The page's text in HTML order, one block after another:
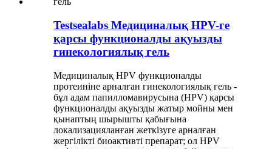
Testsealabs Медициналық HPV-ге
қарсы функционалды ақуызды
гинекологиялық гель
Медициналық HPV функционалды
протеиніне арналған гинекологиялық гель -
бұл адам папилломавирусына (HPV) қарсы
функционалды ақуызды жатыр мойны мен
қынаптың шырышты қабығына
локализацияланған жеткізуге арналған
жергілікті биоактивті препарат; ол HPV